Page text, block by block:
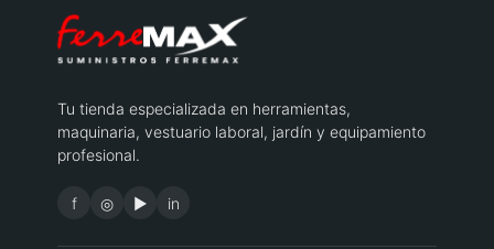
Tu tienda especializada en herramientas,
maquinaria, vestuario laboral, jardín y equipamiento
profesional.
f ◎ ▶ in